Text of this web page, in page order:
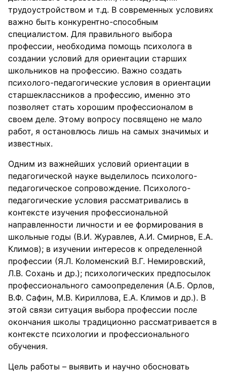
трудоустройством и т.д. В современных условиях
важно быть конкурентно-способным
специалистом. Для правильного выбора
профессии, необходима помощь психолога в
создании условий для ориентации старших
школьников на профессию. Важно создать
психолого-педагогические условия в ориентации
старшеклассников а профессию, именно это
позволяет стать хорошим профессионалом в
своем деле. Этому вопросу посвящено не мало
работ, я остановлюсь лишь на самых значимых и
известных.
Одним из важнейших условий ориентации в
педагогической науке выделилось психолого-
педагогическое сопровождение. Психолого-
педагогические условия рассматривались в
контексте изучения профессиональной
направленности личности и ее формирования в
школьные годы (В.И. Журавлев, А.И. Смирнов, Е.А.
Климов); в изучении интересов к определенной
профессии (Я.Л. Коломенский В.Г. Немировский,
Л.В. Сохань и др.); психологических предпосылок
профессионального самоопределения (А.Б. Орлов,
В.Ф. Сафин, М.В. Кириллова, Е.А. Климов и др.). В
этой связи ситуация выбора профессии после
окончания школы традиционно рассматривается в
контексте психологии и профессионального
обучения.
Цель работы – выявить и научно обосновать